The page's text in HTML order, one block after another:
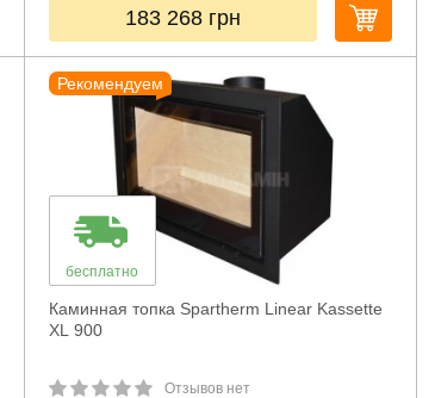
183 268 грн
Рекомендуем
бесплатно
Каминная топка Spartherm Linear Kassette
XL 900
Отзывов нет